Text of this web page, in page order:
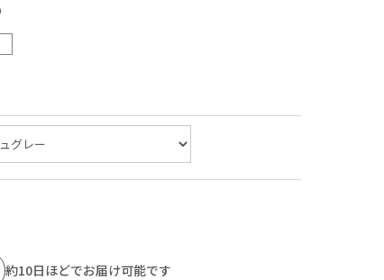
約10日ほどでお届け可能です